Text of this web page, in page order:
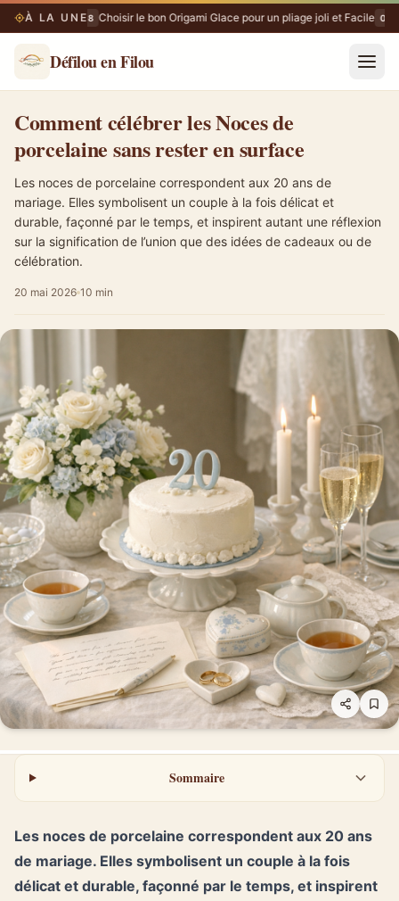
À LA UNE
08/08 Choisir le bon Origami Glace pour un pliage joli et Facile 08/
Défilou en Filou
Comment célébrer les Noces de
porcelaine sans rester en surface
Les noces de porcelaine correspondent aux 20 ans de
mariage. Elles symbolisent un couple à la fois délicat et
durable, façonné par le temps, et inspirent autant une réflexion
sur la signification de l’union que des idées de cadeaux ou de
célébration.
20 mai 2026 10 min
Sommaire
Les noces de porcelaine correspondent aux 20 ans
de mariage. Elles symbolisent un couple à la fois
délicat et durable, façonné par le temps, et inspirent